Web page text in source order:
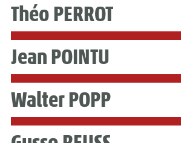
Théo PERROT
Jean POINTU
Walter POPP